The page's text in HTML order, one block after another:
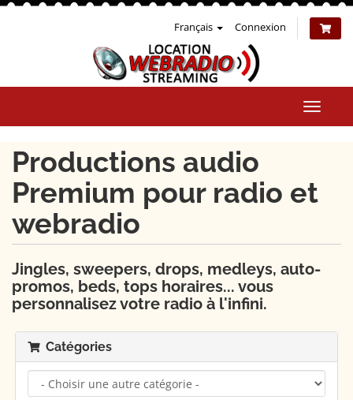
Français Connexion
la
Productions audio
Premium pour radio et
webradio
Jingles, sweepers, drops, medleys, auto-
promos, beds, tops horaires... vous
personnalisez votre radio à l'infini.
Catégories